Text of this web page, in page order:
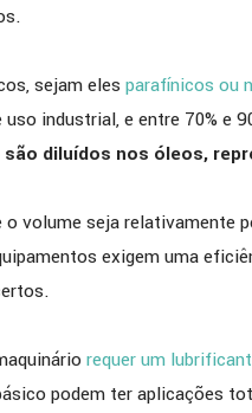
sejam eles parafínicos ou
industrial, e entre 70% e
diluídos nos óleos,
o volume seja
exigem uma
requer um
podem ter aplicações